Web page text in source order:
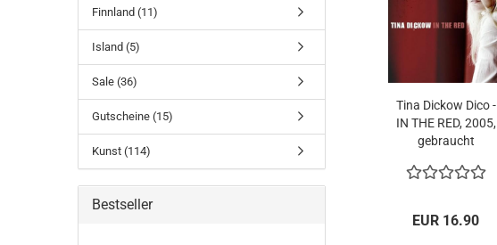
Tina Dickow Dico -
IN THE RED, 2005,
gebraucht
EUR 16.90
Finnland (11)
Island (5)
Sale (36)
Gutscheine (15)
Kunst (114)
Bestseller